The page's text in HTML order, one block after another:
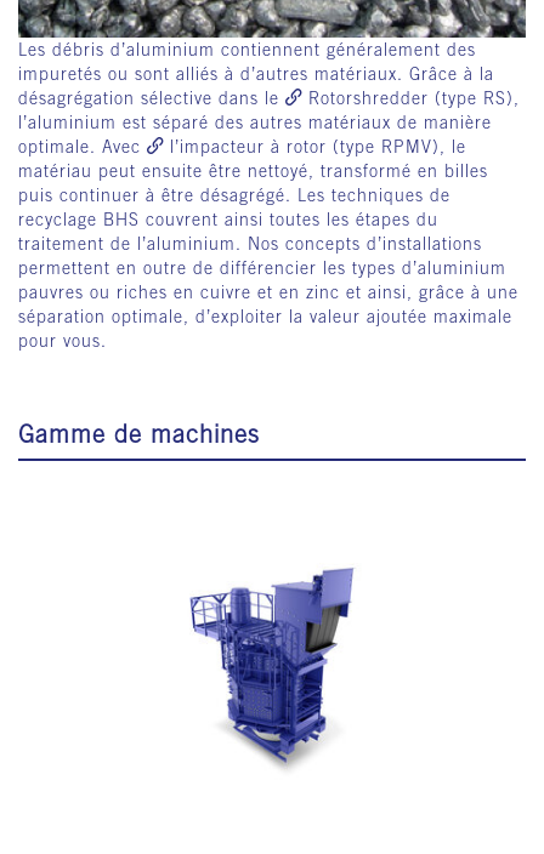
Les débris d’aluminium contiennent généralement des
impuretés ou sont alliés à d’autres matériaux. Grâce à la
désagrégation sélective dans le
Rotorshredder (type RS),
l’aluminium est séparé des autres matériaux de manière
optimale. Avec
l’impacteur à rotor (type RPMV)
, le
matériau peut ensuite être nettoyé, transformé en billes
puis continuer à être désagrégé. Les techniques de
recyclage BHS couvrent ainsi toutes les étapes du
traitement de l’aluminium. Nos concepts d’installations
permettent en outre de différencier les types d’aluminium
pauvres ou riches en cuivre et en zinc et ainsi, grâce à une
séparation optimale, d’exploiter la valeur ajoutée maximale
pour vous.
Gamme de machines